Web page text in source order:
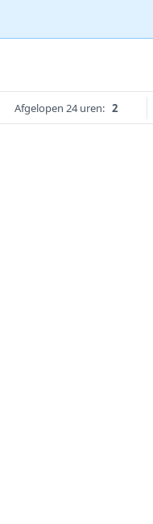
Afgelopen 24 uren: 2